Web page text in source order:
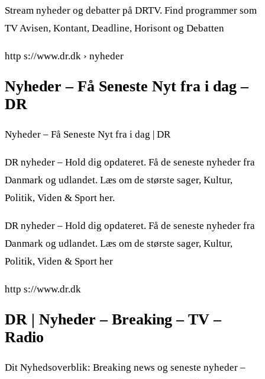
Stream nyheder og debatter på DRTV. Find programmer som
TV Avisen, Kontant, Deadline, Horisont og Debatten
http s://www.dr.dk › nyheder
Nyheder – Få Seneste Nyt fra i dag –
DR
Nyheder – Få Seneste Nyt fra i dag | DR
DR nyheder – Hold dig opdateret. Få de seneste nyheder fra
Danmark og udlandet. Læs om de største sager, Kultur,
Politik, Viden & Sport her.
DR nyheder – Hold dig opdateret. Få de seneste nyheder fra
Danmark og udlandet. Læs om de største sager, Kultur,
Politik, Viden & Sport her
http s://www.dr.dk
DR | Nyheder – Breaking – TV –
Radio
Dit Nyhedsoverblik: Breaking news og seneste nyheder –